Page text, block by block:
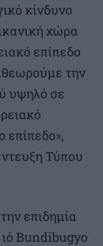
κίνδυνο
χώρα
επίπεδο
την
υψηλό σε
επίπεδο»,
Τύπου
επιδημία
Bundibugyo